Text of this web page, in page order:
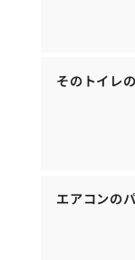
そのトイレ
エアコンの